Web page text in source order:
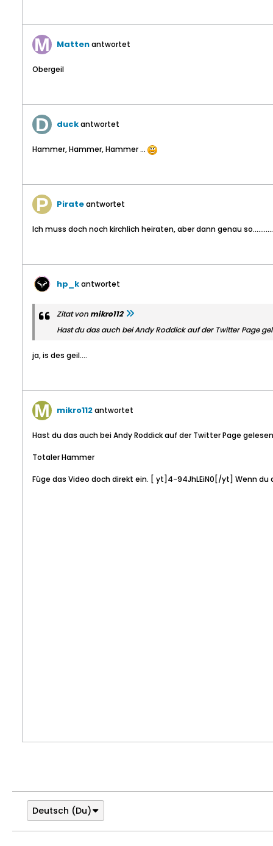
Mattenantwortet
Obergeil
duckantwortet
Hammer, Hammer, Hammer ...
Pirateantwortet
Ich muss doch noch kirchlich heiraten, aber dann genau
hp_kantwortet
Zitat vonmikro112
Hast du das auch bei Andy Roddick auf der Twitter Page
ja, is des geil....
mikro112antwortet
Hast du das auch bei Andy Roddick auf der Twitter Page
Totaler Hammer
Füge das Video doch direkt ein. [ yt]4-94JhLEiN0[/yt] Wenn
Deutsch (Du)